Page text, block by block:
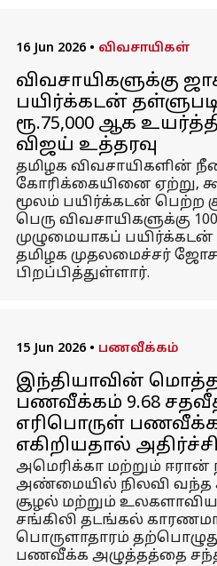
16 Jun 2026 • விவசாயிகள்
விவசாயிகளுக்கு
பயிர்க்கடன்
ரூ.75,000 ஆக
விஜய் உத்தரவு
தமிழக விவசாயிகளின்
கோரிக்கையினை ஏற்று,
மூலம் பயிர்க்கடன் பெற்ற
பெரு விவசாயிகளுக்கு
முழுமையாகப்
தமிழக முதலமைச்சர்
பிறப்பித்துள்ளார்.
15 Jun 2026 • பணவீக்கம்
இந்தியாவின்
பணவீக்கம் 9.68
எரிபொருள்
எகிறியதால்
அமெரிக்கா மற்றும் ஈரான்
அண்மையில் நிலவி வந்த
சூழல் மற்றும் உலகளாவிய
சங்கிலி தடங்கல்
பொருளாதாரம்
பணவீக்க அழுத்தத்தை